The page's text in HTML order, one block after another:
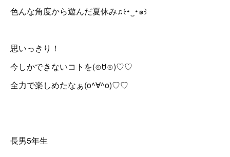
色んな角度から遊んだ夏休み♫꒰･‿･๑꒱
思いっきり！
今しかできないコトを(⊙ꇴ⊙)♡♡
全力で楽しめたなぁ(o^∀^o)♡♡
長男5年生